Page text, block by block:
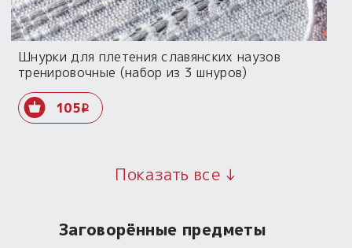
Шнурки для плетения славянских наузов
тренировочные (набор из 3 шнуров)
105i
Показать все ↓
Заговорённые предметы